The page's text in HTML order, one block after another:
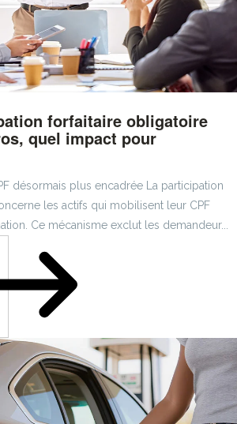
forfaitaire obligatoire
quel impact pour
désormais plus encadrée La participation
les actifs qui mobilisent leur CPF
Ce mécanisme exclut les demandeur...